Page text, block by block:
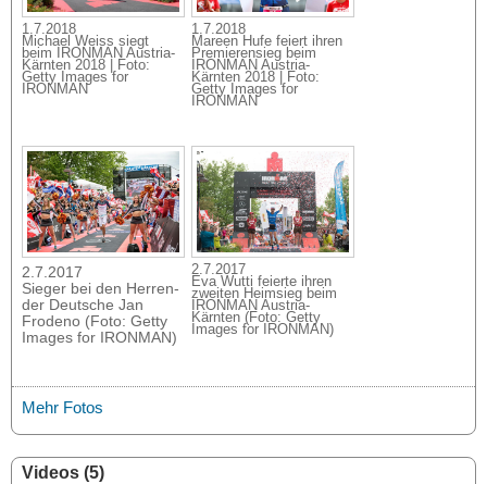
1.7.2018
Michael Weiss siegt
beim IRONMAN Austria-
Kärnten 2018 | Foto:
Getty Images for
IRONMAN
1.7.2018
Mareen Hufe feiert ihren
Premierensieg beim
IRONMAN Austria-
Kärnten 2018 | Foto:
Getty Images for
IRONMAN
2.7.2017
Sieger bei den Herren-
der Deutsche Jan
Frodeno (Foto: Getty
Images for IRONMAN)
2.7.2017
Eva Wutti feierte ihren
zweiten Heimsieg beim
IRONMAN Austria-
Kärnten (Foto: Getty
Images for IRONMAN)
Mehr Fotos
Videos (5)